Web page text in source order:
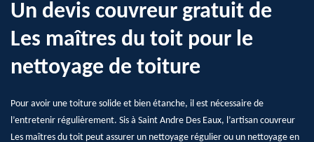
Un devis couvreur gratuit de
Les maîtres du toit pour le
nettoyage de toiture
Pour avoir une toiture solide et bien étanche, il est nécessaire de
l’entretenir régulièrement. Sis à Saint Andre Des Eaux, l’artisan couvreur
Les maîtres du toit peut assurer un nettoyage régulier ou un nettoyage en